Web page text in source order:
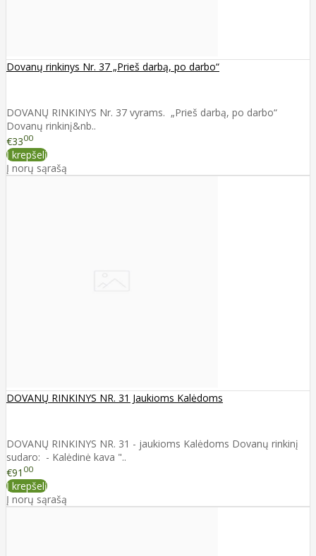
Dovanų rinkinys Nr. 37 „Prieš darbą, po darbo“
DOVANŲ RINKINYS Nr. 37 vyrams. „Prieš darbą, po darbo“
Dovanų rinkinį&nb..
€3300
Į krepšelį
Į norų sąrašą
DOVANŲ RINKINYS NR. 31 Jaukioms Kalėdoms
DOVANŲ RINKINYS NR. 31 - jaukioms Kalėdoms Dovanų rinkinį
sudaro: - Kalėdinė kava "..
€91 00
Į krepšelį
Į norų sąrašą